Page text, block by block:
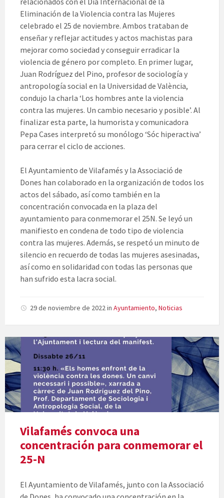
Eliminación de la Violencia contra las Mujeres
celebrado el 25 de noviembre. Ambos trataban de
enseñar y reflejar actitudes y actos machistas para
mejorar como sociedad y conseguir erradicar la
violencia de género por completo. En primer lugar,
Juan Rodríguez del Pino, profesor de sociología y
antropología social en la Universidad de València,
condujo la charla ‘Los hombres ante la violencia
contra las mujeres. Un cambio necesario y posible’. Al
finalizar esta parte, la humorista y comunicadora
Pepa Cases interpretó su monólogo ‘Sóc hiperactiva’
para cerrar el ciclo de acciones.
El Ayuntamiento de Vilafamés y la Associació de
Dones han colaborado en la organización de todos los
actos del sábado, así como también en la
concentración convocada en la plaza del
ayuntamiento para conmemorar el 25N. Se leyó un
manifiesto en condena de todo tipo de violencia
contra las mujeres. Además, se respetó un minuto de
silencio en recuerdo de todas las mujeres asesinadas,
así como en solidaridad con todas las personas que
han sufrido esta lacra social.
29 de noviembre de 2022in Ayuntamiento, Noticias
Vilafamés convoca una
concentración para conmemorar el
25-N
El Ayuntamiento de Vilafamés, junto con la Associació